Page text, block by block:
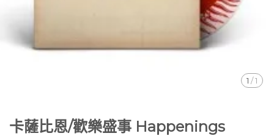
1 /1
卡薩比恩/歡樂盛事 Happenings